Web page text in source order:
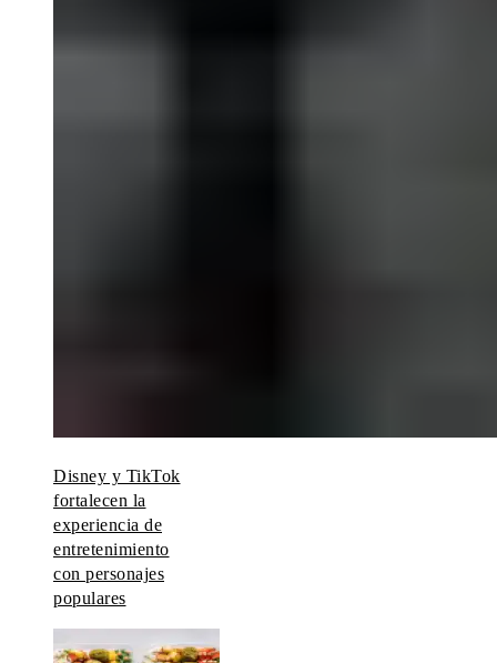
Disney y TikTok
fortalecen la
experiencia de
entretenimiento
con personajes
populares